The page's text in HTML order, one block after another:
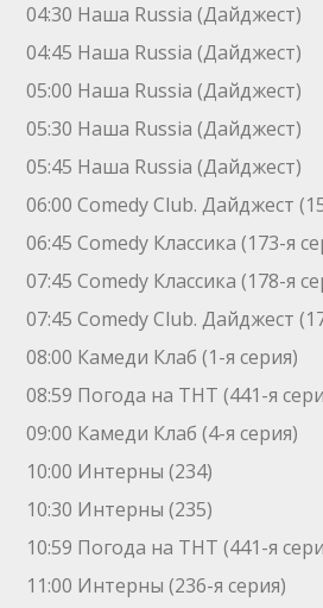
04:30 Наша Russia (Дайджест)
04:45 Наша Russia (Дайджест)
05:00 Наша Russia (Дайджест)
05:30 Наша Russia (Дайджест)
05:45 Наша Russia (Дайджест)
06:00 Comedy Club. Дайджест
06:45 Comedy Классика (173-я
07:45 Comedy Классика (178-я
07:45 Comedy Club. Дайджест
08:00 Камеди Клаб (1-я серия)
08:59 Погода на ТНТ (441-я
09:00 Камеди Клаб (4-я серия)
10:00 Интерны (234)
10:30 Интерны (235)
10:59 Погода на ТНТ (441-я
11:00 Интерны (236-я серия)